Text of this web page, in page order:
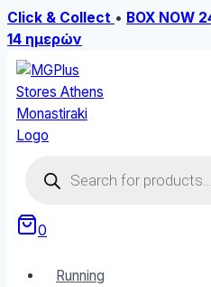
Click & Collect • BOX NOW
14 ημερών
Skip
to
content
search
0
Running